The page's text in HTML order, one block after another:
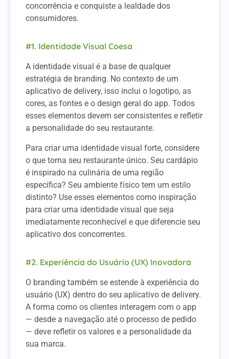
concorrência e conquiste a lealdade dos
consumidores.
#1. Identidade Visual Coesa
A identidade visual é a base de qualquer
estratégia de branding. No contexto de um
aplicativo de delivery, isso inclui o logotipo, as
cores, as fontes e o design geral do app. Todos
esses elementos devem ser consistentes e refletir
a personalidade do seu restaurante.
Para criar uma identidade visual forte, considere
o que torna seu restaurante único. Seu cardápio
é inspirado na culinária de uma região
específica? Seu ambiente físico tem um estilo
distinto? Use esses elementos como inspiração
para criar uma identidade visual que seja
imediatamente reconhecível e que diferencie seu
aplicativo dos concorrentes.
#2. Experiência do Usuário (UX) Inovadora
O branding também se estende à experiência do
usuário (UX) dentro do seu aplicativo de delivery.
A forma como os clientes interagem com o app
— desde a navegação até o processo de pedido
— deve refletir os valores e a personalidade da
sua marca.